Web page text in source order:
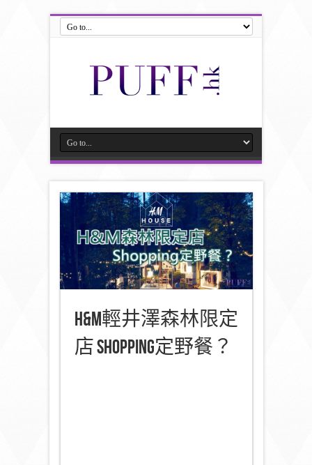
H&M輕井澤森林限定
店 Shopping定野餐？